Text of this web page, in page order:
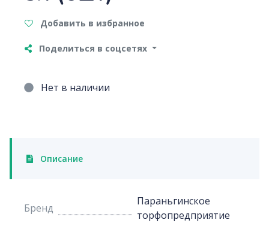
Добавить в избранное
Поделиться в соцсетях
Нет в наличии
Описание
Бренд
Параньгинское
торфопредприятие